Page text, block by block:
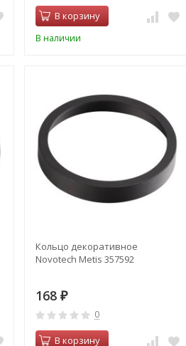
В корзину
В наличии
Кольцо декоративное
Novotech Metis 357592
168 ₽
0
В корзину